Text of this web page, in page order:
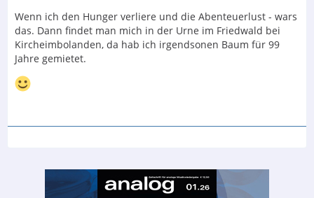
Wenn ich den Hunger verliere und die Abenteuerlust - wars
das. Dann findet man mich in der Urne im Friedwald bei
Kircheimbolanden, da hab ich irgendsonen Baum für 99
Jahre gemietet.